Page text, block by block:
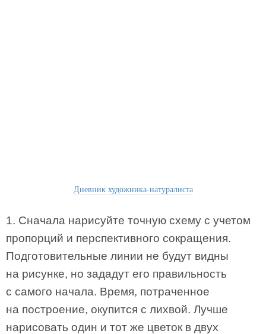
Дневник художника-натуралиста
1. Сначала нарисуйте точную схему с учетом
пропорций и перспективного сокращения.
Подготовительные линии не будут видны
на рисунке, но зададут его правильность
с самого начала. Время, потраченное
на построение, окупится с лихвой. Лучше
нарисовать один и тот же цветок в двух